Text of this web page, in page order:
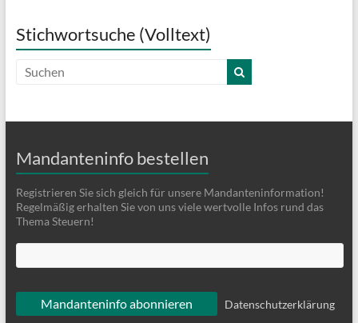
Stichwortsuche (Volltext)
Mandanteninfo bestellen
Registrieren Sie sich gleich für unsere Mandanteninformation!
Regelmäßig erhalten Sie von uns viele wertvolle Infos rund das
Thema Steuern!
Datenschutzerklärung